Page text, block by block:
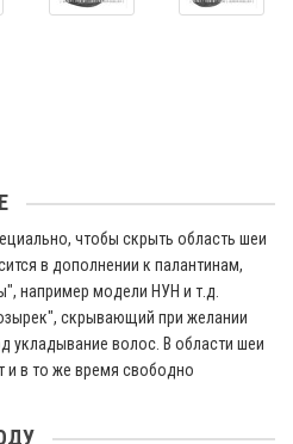
чтобы скрыть область шеи
в дополнении к палантинам,
например модели НУН и т.д.
скрывающий при желании
укладывание волос. В области шеи
и в то же время свободно